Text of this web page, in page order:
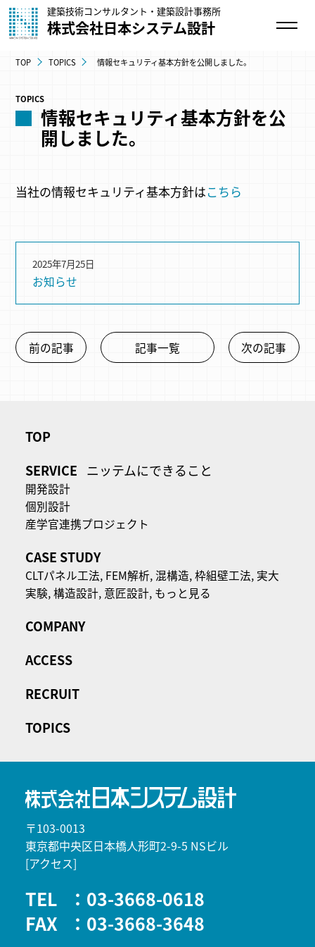
建築技術コンサルタント・建築設計事務所
株式会社日本システム設計
TOP TOPICS 情報セキュリティ基本方針を公開しました。
TOPICS
情報セキュリティ基本方針を公
開しました。
当社の情報セキュリティ基本方針はこちら
お知らせ
2025年7月25日
前の記事 記事一覧 次の記事
〒103-0013
東京都中央区日本橋人形町2-9-5 NSビル
[アクセス]
TEL
：03-3668-0618
FAX
：03-3668-3648
TOP
SERVICE ニッテムにできること
開発設計
個別設計
産学官連携プロジェクト
CASE STUDY
CLTパネル⼯法, FEM解析,混構造,枠組壁工法, 実大
実験,構造設計, 意匠設計, もっと見る
COMPANY
ACCESS
RECRUIT
TOPICS